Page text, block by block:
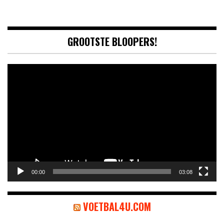
GROOTSTE BLOOPERS!
00:00 03:08
VOETBAL4U.COM